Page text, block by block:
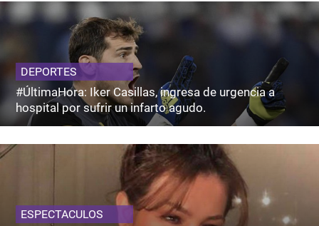
DEPORTES
#ÚltimaHora: Iker Casillas, ingresa de urgencia a
hospital por sufrir un infarto agudo.
ESPECTACULOS